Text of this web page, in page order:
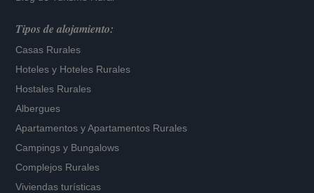
Tipos de alojamiento:
Casas Rurales
Hoteles y Hoteles Rurales
Hostales Rurales
Albergues
Apartamentos yApartamentos Rurales
Campings y Bungalows
Complejos Rurales
Viviendas turísticas